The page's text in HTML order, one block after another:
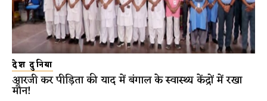
देश दुनिया
आरजी कर पीड़िता की याद में बंगाल के स्वास्थ्य केंद्रों में रखा
मौन!